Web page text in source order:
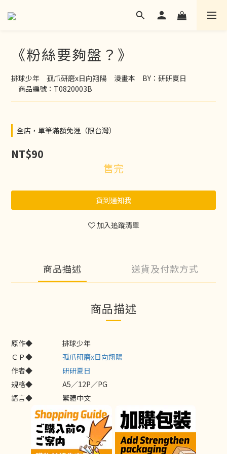
《粉絲要夠盤？》
排球少年　孤爪研磨x日向翔陽　漫畫本　BY：研研夏日
商品編號：T0820003B
全店，單筆滿額免運（限台灣）
NT$90
售完
貨到通知我
加入追蹤清單
商品描述 送貨及付款方式
商品描述
原作◆
排球少年
ＣＰ◆
孤爪研磨x日向翔陽
作者◆
研研夏日
規格◆
A5／12P／PG
語言◆
繁體中文